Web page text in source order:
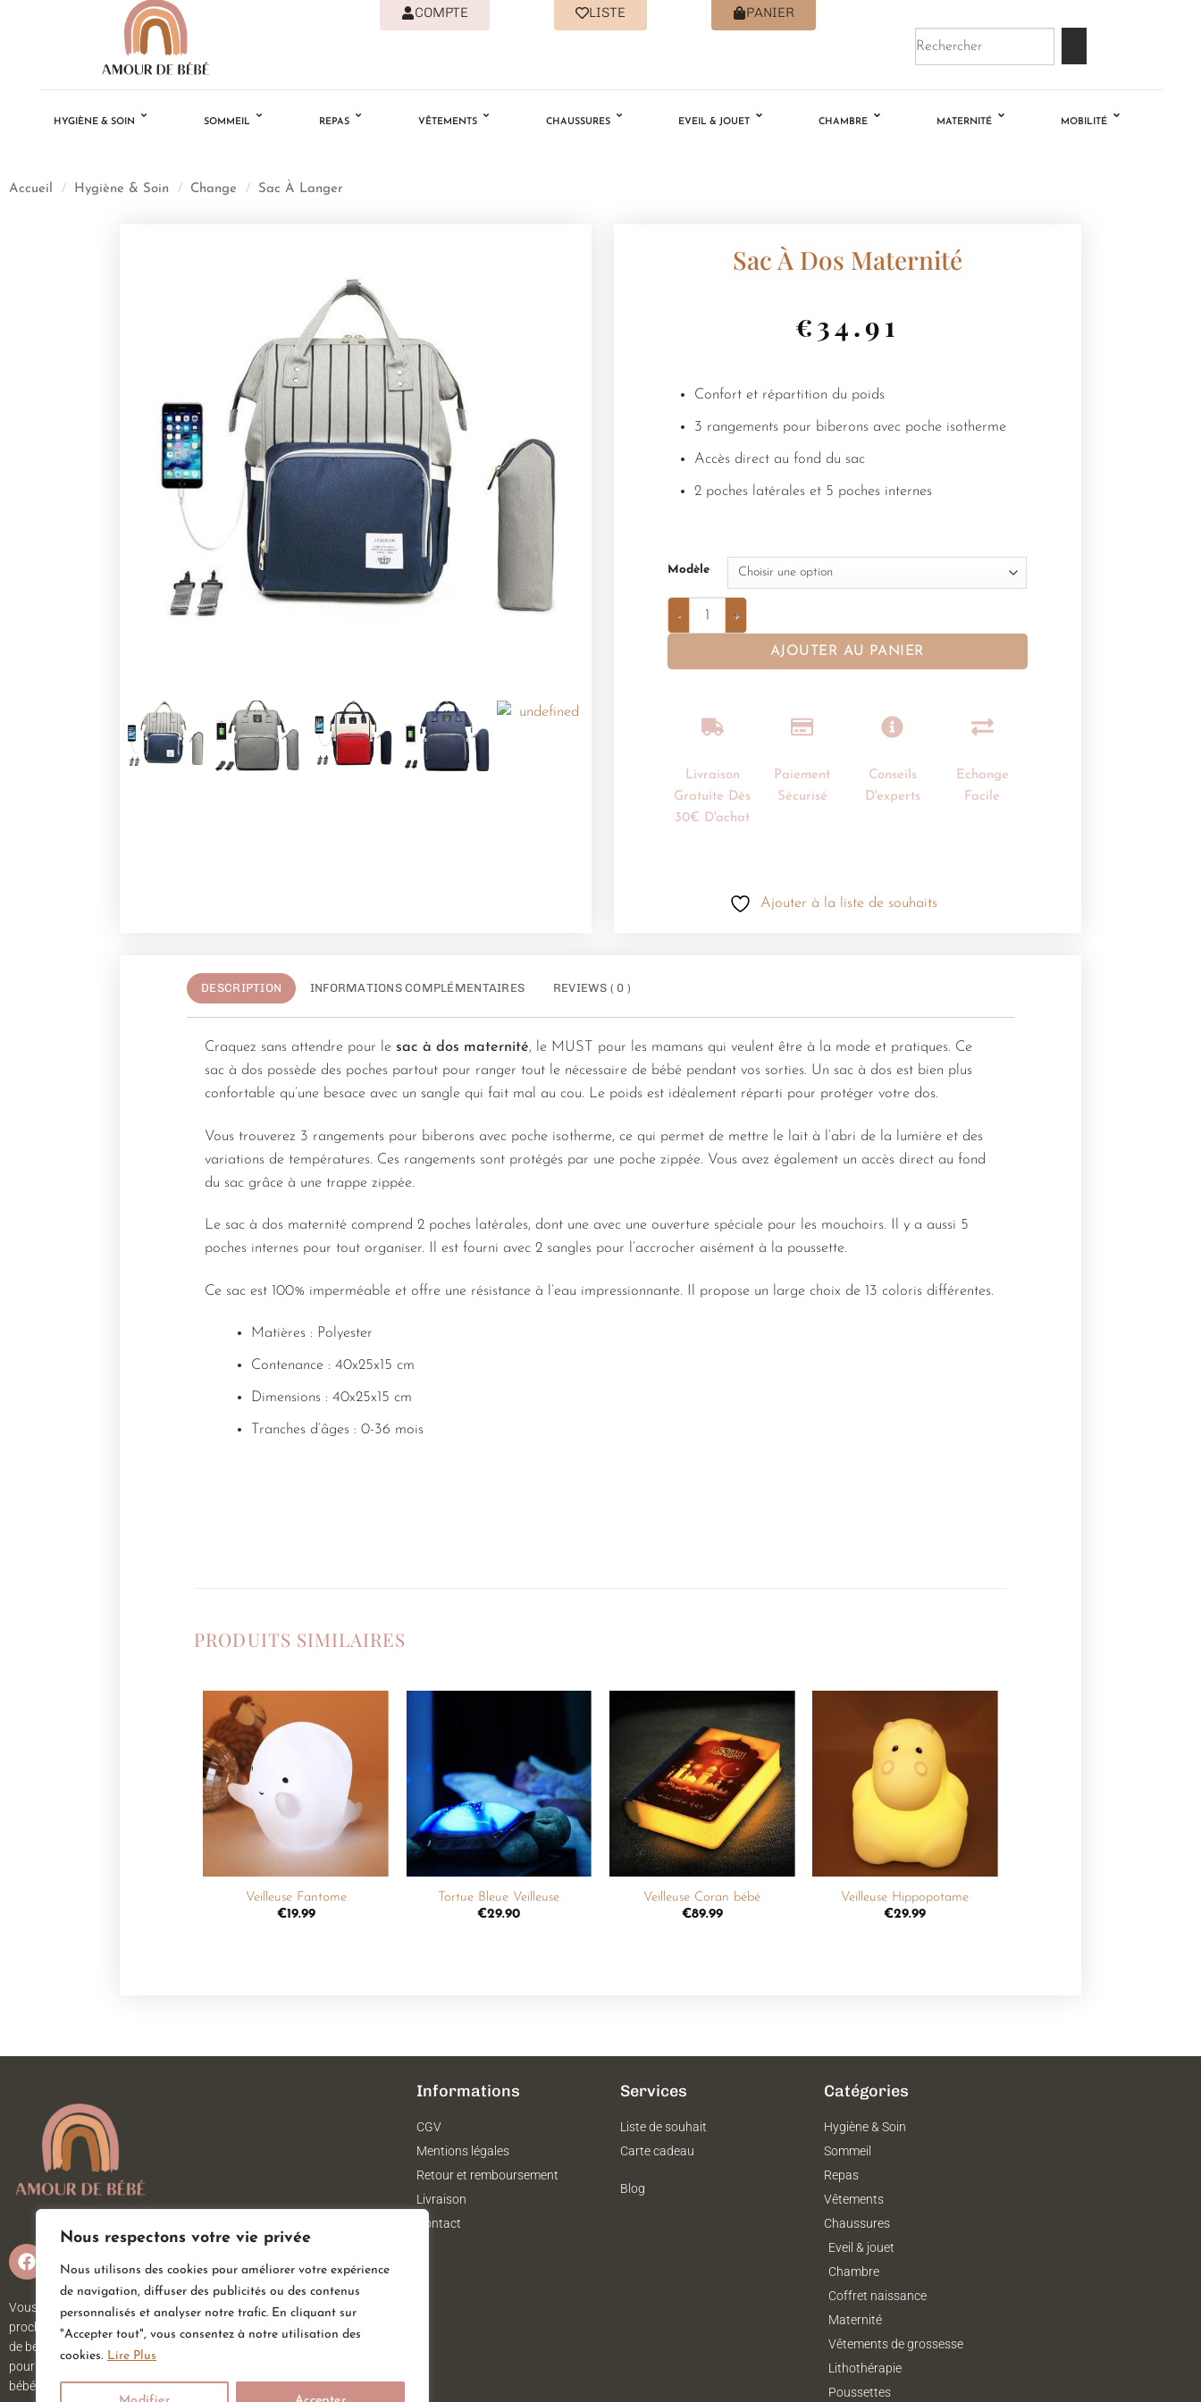
Nous respectons votre vie privée
Nous utilisons des cookies pour améliorer votre expérience
de navigation, diffuser des publicités ou des contenus
personnalisés et analyser notre trafic. En cliquant sur
"Accepter tout", vous consentez à notre utilisation des
cookies. Lire Plus
COMPTE LISTE PANIER
HYGIÈNE & SOIN SOMMEIL REPAS VÊTEMENTS CHAUSSURES EVEIL & JOUET CHAMBRE MATERNITÉ MOBILITÉ
Accueil / Hygiène & Soin / Change / Sac À Langer
Sac À Dos Maternité
€34.91
Confort et répartition du poids
3 rangements pour biberons avec poche isotherme
Accès direct au fond du sac
2 poches latérales et 5 poches internes
Modèle
AJOUTER AU PANIER
Livraison
Gratuite Dès
30€ D'achat
Paiement
Sécurisé
Conseils
D'experts
Echange
Facile
Ajouter à la liste de souhaits
DESCRIPTION INFORMATIONS COMPLÉMENTAIRES REVIEWS ( 0 )
Craquez sans attendre pour le sac à dos maternité, le MUST pour les mamans qui veulent être à la mode et pratiques. Ce
sac à dos possède des poches partout pour ranger tout le nécessaire de bébé pendant vos sorties. Un sac à dos est bien plus
confortable qu’une besace avec un sangle qui fait mal au cou. Le poids est idéalement réparti pour protéger votre dos.
Vous trouverez 3 rangements pour biberons avec poche isotherme, ce qui permet de mettre le lait à l’abri de la lumière et des
variations de températures. Ces rangements sont protégés par une poche zippée. Vous avez également un accès direct au fond
du sac grâce à une trappe zippée.
Le sac à dos maternité comprend 2 poches latérales, dont une avec une ouverture spéciale pour les mouchoirs. Il y a aussi 5
poches internes pour tout organiser. Il est fourni avec 2 sangles pour l’accrocher aisément à la poussette.
Ce sac est 100% imperméable et offre une résistance à l’eau impressionnante. Il propose un large choix de 13 coloris différentes.
Matières : Polyester
Contenance : 40x25x15 cm
Dimensions : 40x25x15 cm
Tranches d’âges : 0-36 mois
PRODUITS SIMILAIRES
Ajouter
à la
souhaits
Veilleuse Fantome
€19.99
liste de
souhaits
Tortue Bleue Veilleuse
€29.90
Ajouter
à la
liste de
souhaits
+
Veilleuse Coran bébé
€89.99
souhaits
Veilleuse Hippopotame
€29.99
Vous attendez un heureux événement ou vous ou vos
proches viennent d’accueillir un petit trésor ? Sur Amour
de bébé, vous trouverez tout ce dont vous avez besoin
pour votre bébé. Nous avons une large gamme d’articles
bébé au meilleur prix pour votre plus grand bonheur.
Informations
CGV
Mentions légales
Retour et remboursement
Livraison
Contact
Services
Liste de souhait
Carte cadeau
Blog
Catégories
Hygiène & Soin
Sommeil
Repas
Vêtements
Chaussures
Eveil & jouet
Chambre
Coffret naissance
Maternité
Vêtements de grossesse
Lithothérapie
Poussettes